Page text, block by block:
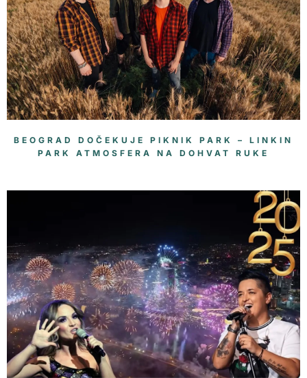
BEOGRAD DOČEKUJE PIKNIK PARK – LINKIN
PARK ATMOSFERA NA DOHVAT RUKE